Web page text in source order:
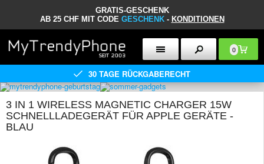
GRATIS-GESCHENK
AB 25 CHF MIT CODE GESCHENK- KONDITIONEN
0
30 TAGE RÜCKGABERECHT
3 IN 1 WIRELESS MAGNETIC CHARGER 15W
SCHNELLLADEGERÄT FÜR APPLE GERÄTE -
BLAU